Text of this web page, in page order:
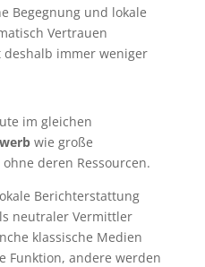
Begegnung und lokale
Vertrauen
immer weniger
im gleichen
wie große
deren Ressourcen.
Berichterstattung
neutraler Vermittler
klassische Medien
Funktion, andere werden